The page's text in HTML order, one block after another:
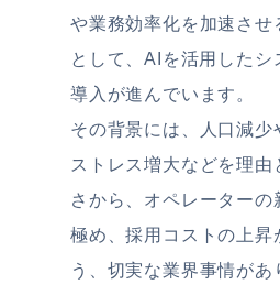
や業務効率化を加速させ
として、AIを活用したシ
導入が進んでいます。
その背景には、人口減少
ストレス増大などを理由
さから、オペレーターの
極め、採用コストの上昇
う、切実な業界事情があ